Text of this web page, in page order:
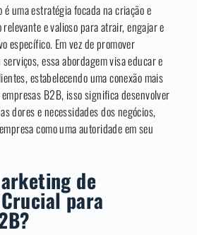
uma estratégia focada na criação e
e valioso para atrair, engajar e
específico. Em vez de promover
essa abordagem visa educar e
estabelecendo uma conexão mais
B2B, isso significa desenvolver
dores e necessidades dos negócios,
como uma autoridade em seu
de
para